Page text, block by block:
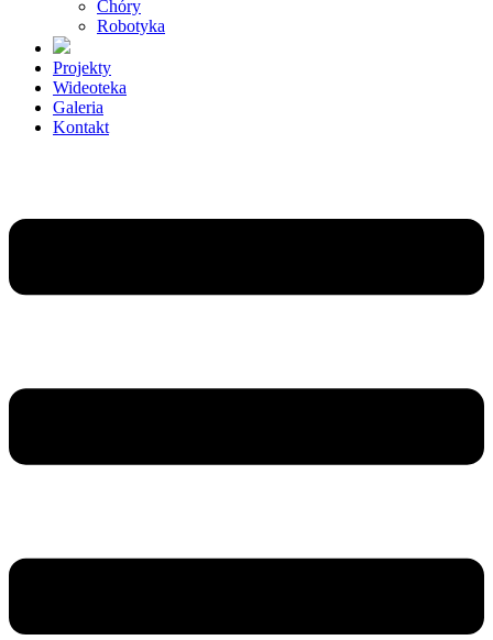
Chóry
Robotyka
Projekty
Wideoteka
Galeria
Kontakt